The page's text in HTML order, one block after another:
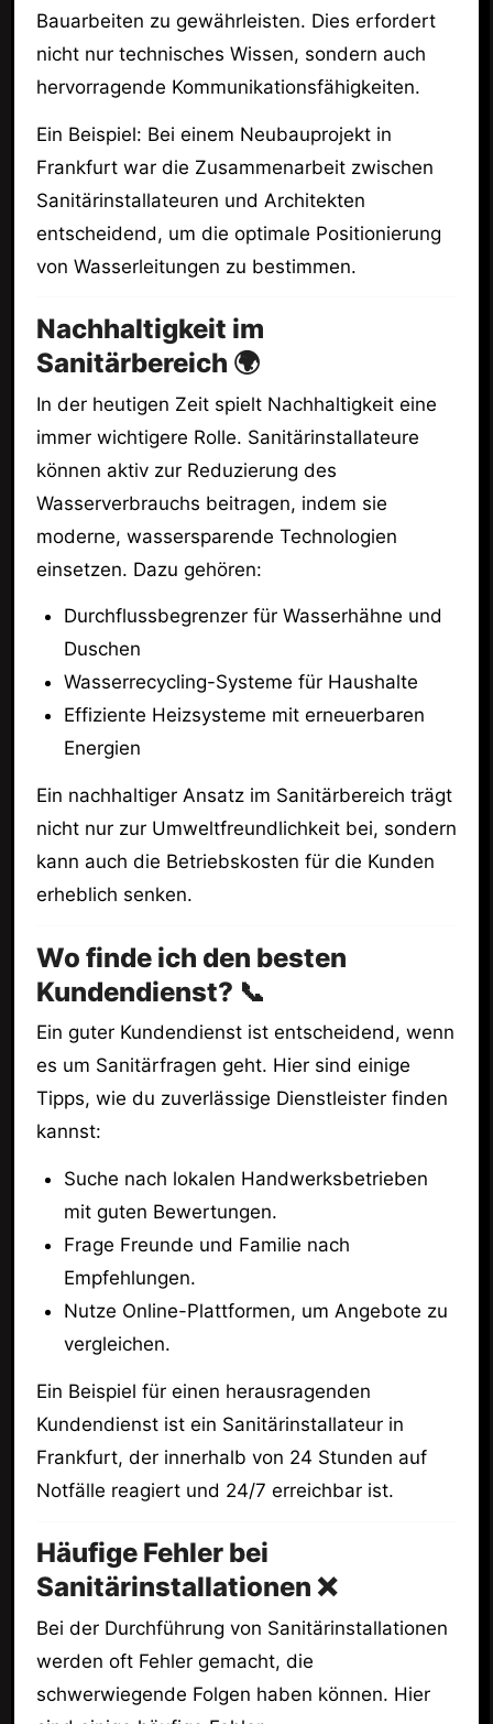
Bauarbeiten zu gewährleisten. Dies erfordert
nicht nur technisches Wissen, sondern auch
hervorragende Kommunikationsfähigkeiten.
Ein Beispiel: Bei einem Neubauprojekt in
Frankfurt war die Zusammenarbeit zwischen
Sanitärinstallateuren und Architekten
entscheidend, um die optimale Positionierung
von Wasserleitungen zu bestimmen.
Nachhaltigkeit im
Sanitärbereich 🌍
In der heutigen Zeit spielt Nachhaltigkeit eine
immer wichtigere Rolle. Sanitärinstallateure
können aktiv zur Reduzierung des
Wasserverbrauchs beitragen, indem sie
moderne, wassersparende Technologien
einsetzen. Dazu gehören:
Durchflussbegrenzer für Wasserhähne und
Duschen
Wasserrecycling-Systeme für Haushalte
Effiziente Heizsysteme mit erneuerbaren
Energien
Ein nachhaltiger Ansatz im Sanitärbereich trägt
nicht nur zur Umweltfreundlichkeit bei, sondern
kann auch die Betriebskosten für die Kunden
erheblich senken.
Wo finde ich den besten
Kundendienst? 📞
Ein guter Kundendienst ist entscheidend, wenn
es um Sanitärfragen geht. Hier sind einige
Tipps, wie du zuverlässige Dienstleister finden
kannst:
Suche nach lokalen Handwerksbetrieben
mit guten Bewertungen.
Frage Freunde und Familie nach
Empfehlungen.
Nutze Online-Plattformen, um Angebote zu
vergleichen.
Ein Beispiel für einen herausragenden
Kundendienst ist ein Sanitärinstallateur in
Frankfurt, der innerhalb von 24 Stunden auf
Notfälle reagiert und 24/7 erreichbar ist.
Häufige Fehler bei
Sanitärinstallationen ❌
Bei der Durchführung von Sanitärinstallationen
werden oft Fehler gemacht, die
schwerwiegende Folgen haben können. Hier